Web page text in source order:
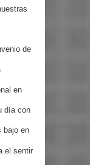
de
en
día con
bajo en
el sentir